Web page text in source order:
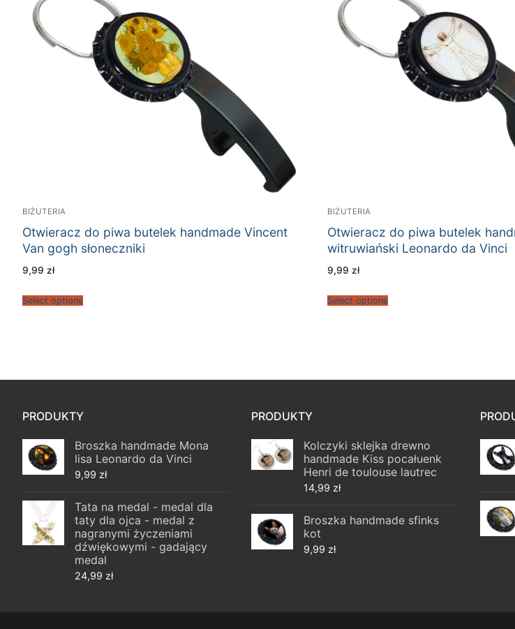
BIŻUTERIA
Otwieracz do piwa butelek handmade Vincent
Van gogh słoneczniki
9,99 zł
Select options
BIŻUTERIA
Otwieracz do piwa butelek
witruwiański Leonardo da Vinci
9,99zł
Select options
PRODUKTY
Broszka handmade Mona
lisa Leonardo da Vinci
9,99 zł
Tata na medal - medal dla
taty dla ojca - medal z
nagranymi życzeniami
dźwiękowymi - gadający
medal
24,99 zł
PRODUKTY
Kolczyki sklejka drewno
handmade Kiss pocałuenk
Henri de toulouse lautrec
14,99 zł
Broszka handmade sfinks
kot
9,99 zł